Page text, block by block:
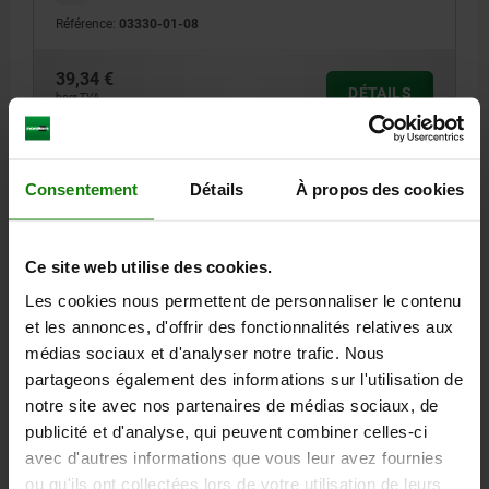
Consentement Détails À propos des cookies
Ce site web utilise des cookies.
Les cookies nous permettent de personnaliser le contenu
et les annonces, d'offrir des fonctionnalités relatives aux
médias sociaux et d'analyser notre trafic. Nous
partageons également des informations sur l'utilisation de
notre site avec nos partenaires de médias sociaux, de
publicité et d'analyse, qui peuvent combiner celles-ci
avec d'autres informations que vous leur avez fournies
ou qu'ils ont collectées lors de votre utilisation de leurs
Référence: 03330-01-08
39,34 €
hors TVA
DÉTAILS
OUTIL DE MONTAGE, D=16, ACIER
=16
Référence:03330-01-10